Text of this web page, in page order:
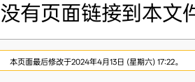
没有页面链接到本文
本页面最后修改于2024年4月13日 (星期六) 17:22。